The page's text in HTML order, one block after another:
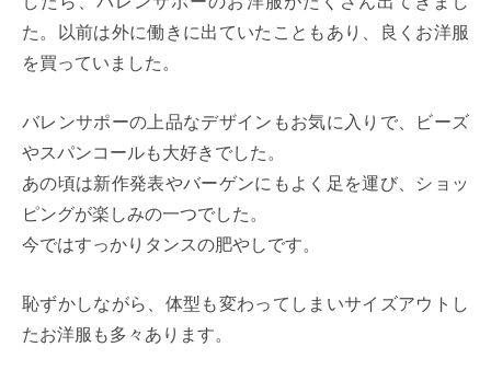
た。以前は外に働きに出ていたこともあり、良くお洋服
を買っていました。
バレンサポーの上品なデザインもお気に入りで、ビーズ
やスパンコールも大好きでした。
あの頃は新作発表やバーゲンにもよく足を運び、ショッ
ピングが楽しみの一つでした。
今ではすっかりタンスの肥やしです。
恥ずかしながら、体型も変わってしまいサイズアウトし
たお洋服も多々あります。